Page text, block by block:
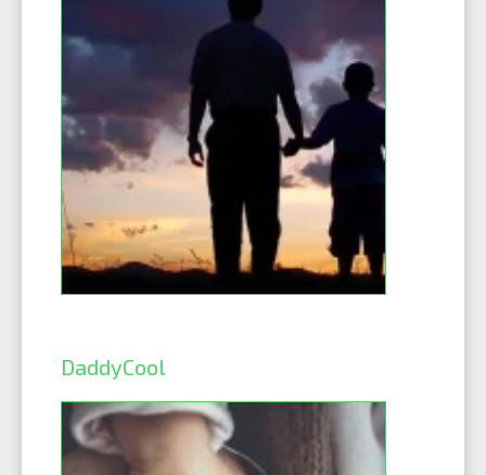
DaddyCool